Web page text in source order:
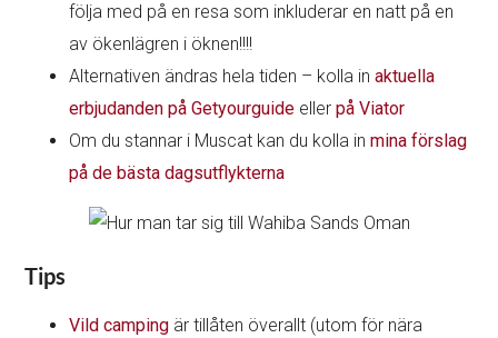
följa med på en resa som inkluderar en natt på en
av ökenlägren i öknen!!!!
Alternativen ändras hela tiden – kolla inaktuella
erbjudanden på Getyourguide ellerpå Viator
Om du stannar i Muscat kan du kolla inmina förslag
på de bästa dagsutflykterna
Tips
Vild camping är tillåten överallt (utom för nära